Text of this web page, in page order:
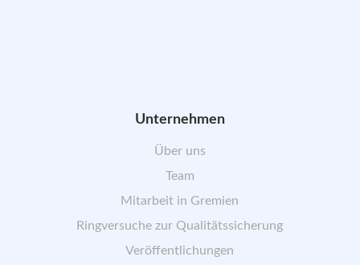
Unternehmen
Über uns
Team
Mitarbeit in Gremien
Ringversuche zur Qualitätssicherung
Veröffentlichungen